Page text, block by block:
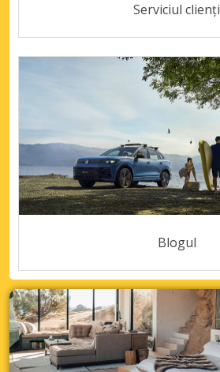
Serviciul clienți
Blogul